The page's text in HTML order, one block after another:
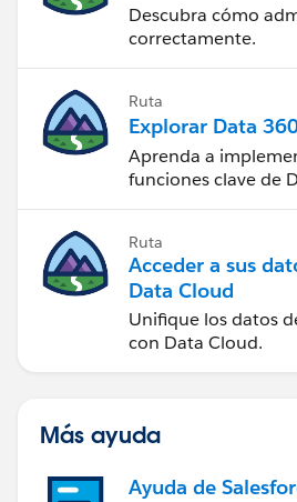
Descubra cómo
correctamente.
Ruta
Explorar Data
Aprenda a
funciones clave de
Ruta
Acceder a sus
Data Cloud
Unifique los datos
con Data Cloud.
Más ayuda
Ayuda de